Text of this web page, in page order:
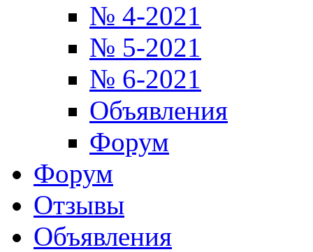
№ 4-2021
№ 5-2021
№ 6-2021
Объявления
Форум
Форум
Отзывы
Объявления